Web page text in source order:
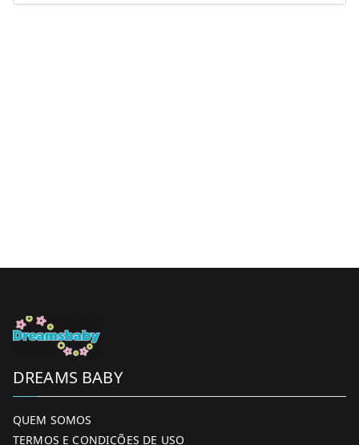
DREAMS BABY
QUEM SOMOS
TERMOS E CONDIÇÕES DE USO